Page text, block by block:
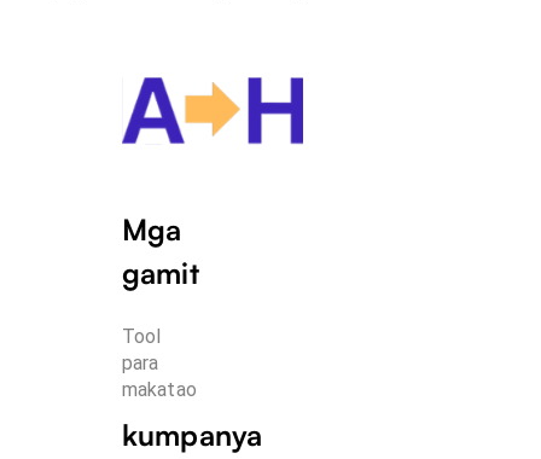
Mga
gamit
Tool
para
makatao
kumpanya